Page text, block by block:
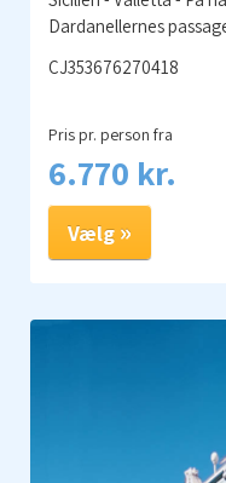
Dardanellernes
CJ353676270418
Pris pr. person fra
6.770 kr.
Vælg